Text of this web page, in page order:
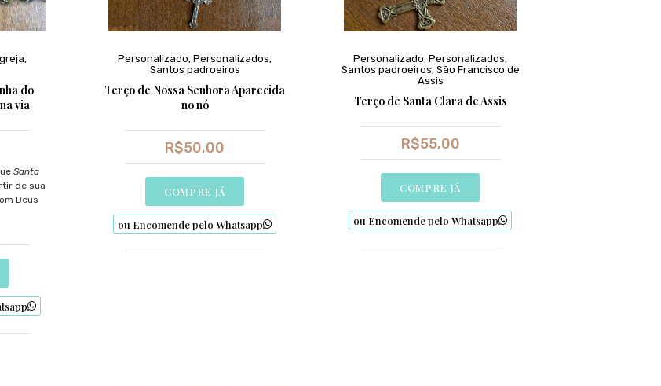
,
do
via
Santa
de sua
Deus
Personalizado, Personalizados,
Santos padroeiros
Terço de Nossa Senhora Aparecida
no nó
R$50,00
COMPRE JÁ
ou Encomende pelo Whatsapp
Personalizado, Personalizados,
Santos padroeiros, São Francisco de
Assis
Terço de Santa Clara de Assis
R$55,00
COMPRE JÁ
ou Encomende pelo Whatsapp